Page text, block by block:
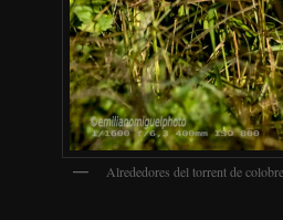
Alrededores del torrent de